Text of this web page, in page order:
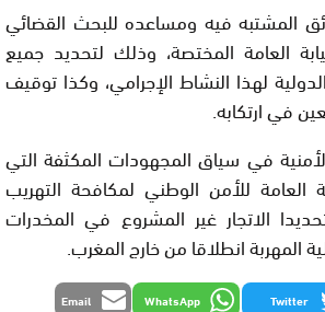
المشتبه فيه ومساعده للبحث القضائي
العامة المختصة، وذلك لتحديد جميع
لهذا النشاط الإجرامي، وكذا توقيف
في ارتكابه.
في سياق المجهودات المكثفة التي
العامة للأمن الوطني لمكافحة التهريب
الاتجار غير المشروع في المخدرات
المهربة انطلاقا من خارج المغرب.
Twitter
WhatsApp
Email